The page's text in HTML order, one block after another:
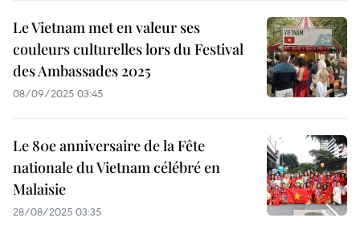
Le Vietnam met en valeur ses
couleurs culturelles lors du Festival
des Ambassades 2025
08/09/2025 03:45
Le 80e anniversaire de la Fête
nationale du Vietnam célébré en
Malaisie
28/08/2025 03:35